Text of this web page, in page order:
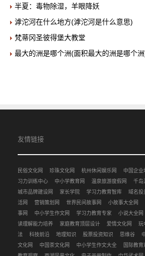
半夏：毒物除湿，羊眼降妖
滹沱河在什么地方(滹沱河是什么意思)
梵蒂冈圣彼得堡大教堂
最大的洲是哪个洲(面积最大的洲是哪个
友情链接
民俗文化网 珍珠文化网 杭州休闲娱乐网 中国企业
习力训练中心
中小学教育网 温泉旅游度假网 千岛
城市品牌建设网
家长学院 学习力教育智库 域名投
活网
营销策划网 世界民间故事网 小故事大全网
事网
中小学生作文网 学习力教育专家 小说大全网
读理解能力培养
家庭教育顶层设计 爱情文化网 玩
法
科技前沿 地理知识 股票投资知识 思维谷
文化网
中国茶文化网 中小学生作文大全 国际教育